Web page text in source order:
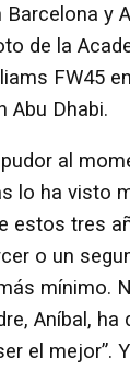
y
de la
FW45
Abu Dhabi.
al
lo ha visto
estos tres
o un
mínimo.
Aníbal, ha
el mejor”.